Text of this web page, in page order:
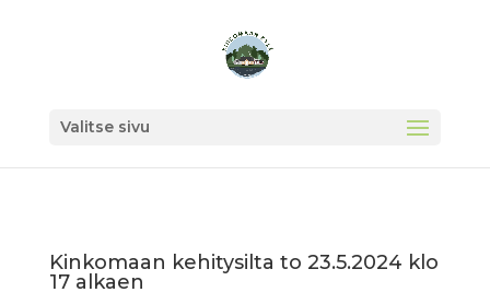
Valitse sivu
Kinkomaan kehitysilta to 23.5.2024 klo
17 alkaen